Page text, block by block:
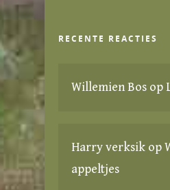
RECENTE REACTIES
Willemien Bos op
Harry verksik op
appeltjes